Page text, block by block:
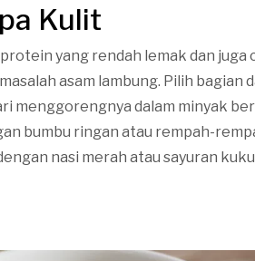
Kulit
yang rendah lemak dan
asam lambung. Pilih bagian
menggorengnya dalam minyak
bumbu ringan atau rempah-
nasi merah atau sayuran